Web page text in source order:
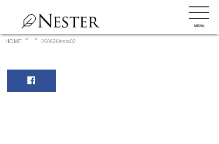
ン
MENU
HOME 260626insta02